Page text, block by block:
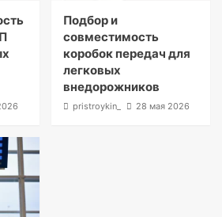
Подбор и
совместимость
коробок передач для
легковых
внедорожников
pristroykin_ 28 мая 2026